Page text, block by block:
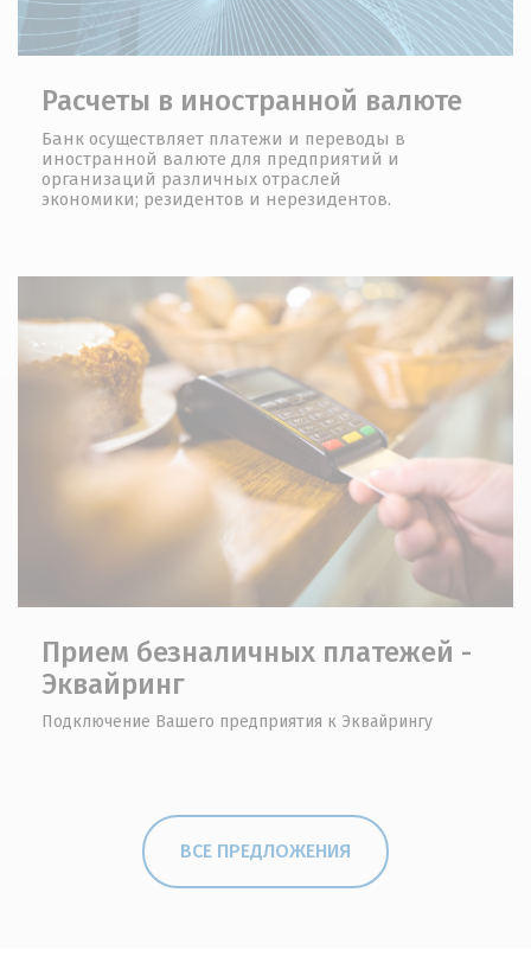
Расчеты в иностранной валюте
Банк осуществляет платежи и переводы в
иностранной валюте для предприятий и
организаций различных отраслей
экономики; резидентов и нерезидентов.
Прием безналичных платежей -
Эквайринг
Подключение Вашего предприятия к Эквайрингу
ВСЕ ПРЕДЛОЖЕНИЯ